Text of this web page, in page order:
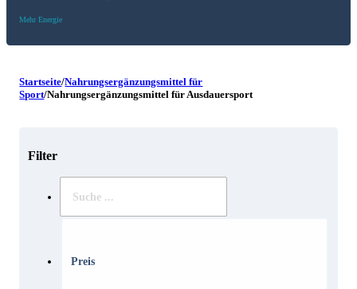
Mehr Energie
Startseite/Nahrungsergänzungsmittel für
Sport/Nahrungsergänzungsmittel für Ausdauersport
Filter
Suche
Preis